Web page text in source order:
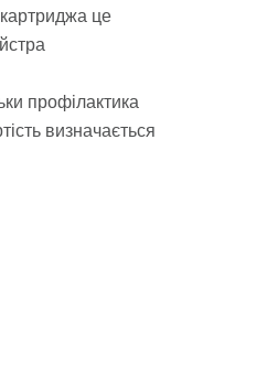
це
профілактика
визначається